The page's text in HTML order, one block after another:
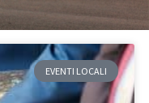
EVENTI LOCALI